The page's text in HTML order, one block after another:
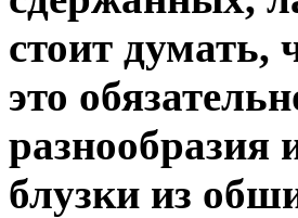
стоит думать,
это
разнообразия
блузки из